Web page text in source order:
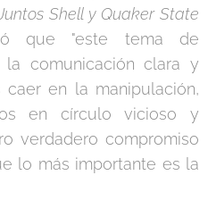
Shell y Quaker State
que "este tema de
comunicación clara y
en la manipulación,
en círculo vicioso y
verdadero compromiso
lo más importante es la